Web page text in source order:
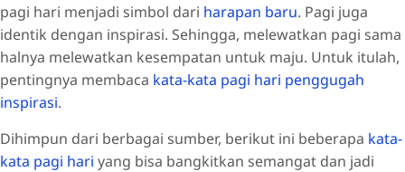
pagi hari menjadi simbol dari harapan baru. Pagi juga
identik dengan inspirasi. Sehingga, melewatkan pagi sama
halnya melewatkan kesempatan untuk maju. Untuk itulah,
pentingnya membaca kata-kata pagi hari penggugah
inspirasi.
Dihimpun dari berbagai sumber, berikut ini beberapa kata-
kata pagi hari yang bisa bangkitkan semangat dan jadi